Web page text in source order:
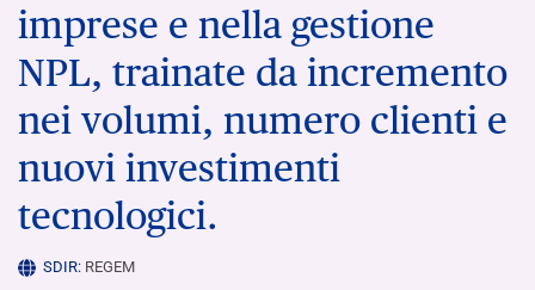
imprese e nella gestione
NPL, trainate da incremento
nei volumi, numero clienti e
nuovi investimenti
tecnologici.
SDIR: REGEM